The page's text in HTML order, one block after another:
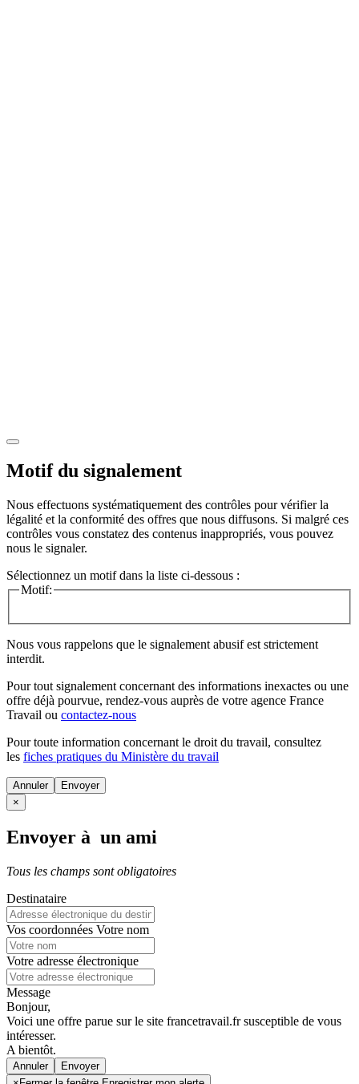
Motif du signalement
Nous effectuons systématiquement des contrôles pour vérifier la
légalité et la conformité des offres que nous diffusons. Si malgré ces
contrôles vous constatez des contenus inappropriés, vous pouvez
nous le signaler.
Sélectionnez un motif dans la liste ci-dessous :
Motif:
Nous vous rappelons que le signalement abusif est strictement
interdit.
Pour tout signalement concernant des informations inexactes ou une
offre déjà pourvue, rendez-vous auprès de votre agence France
Travail ou contactez-nous
Pour toute information concernant le droit du travail, consultez
les fiches pratiques du Ministère du travail
Annuler
×
Envoyer à un ami
Tous les champs sont obligatoires
Destinataire
Vos coordonnées Votre nom
Votre adresse électronique
Message
Bonjour,
Voici une offre parue sur le site francetravail.fr susceptible de vous
intéresser.
A bientôt.
Annuler